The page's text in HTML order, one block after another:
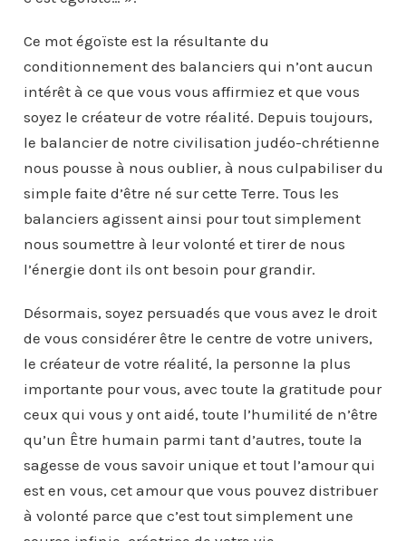
Ce mot égoïste est la résultante du
conditionnement des balanciers qui n’ont aucun
intérêt à ce que vous vous affirmiez et que vous
soyez le créateur de votre réalité. Depuis toujours,
le balancier de notre civilisation judéo-chrétienne
nous pousse à nous oublier, à nous culpabiliser du
simple faite d’être né sur cette Terre. Tous les
balanciers agissent ainsi pour tout simplement
nous soumettre à leur volonté et tirer de nous
l’énergie dont ils ont besoin pour grandir.
Désormais, soyez persuadés que vous avez le droit
de vous considérer être le centre de votre univers,
le créateur de votre réalité, la personne la plus
importante pour vous, avec toute la gratitude pour
ceux qui vous y ont aidé, toute l’humilité de n’être
qu’un Être humain parmi tant d’autres, toute la
sagesse de vous savoir unique et tout l’amour qui
est en vous, cet amour que vous pouvez distribuer
à volonté parce que c’est tout simplement une